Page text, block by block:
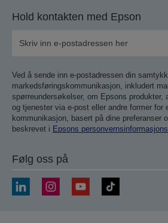
Hold kontakten med Epson
Ved å sende inn e-postadressen din
markedsføringskommunikasjon, inkludert
spørreundersøkelser, om Epsons produkter,
og tjenester via e-post eller andre former for
kommunikasjon, basert på dine preferanser
beskrevet i Epsons
Følg oss på